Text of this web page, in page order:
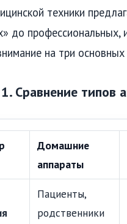
техники
до профессиональных,
на три основных
Сравнение типов
Домашние
аппараты
Пациенты,
родственники